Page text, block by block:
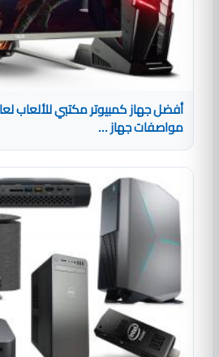
مواصفات جهاز ...